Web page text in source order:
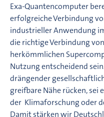
Exa-Quantencomputer
erfolgreiche Verbindung
industrieller Anwendung
die richtige Verbindung
herkömmlichen
Nutzung entscheidend
drängender
greifbare Nähe rücken, sei
der Klimaforschung oder
Damit stärken wir